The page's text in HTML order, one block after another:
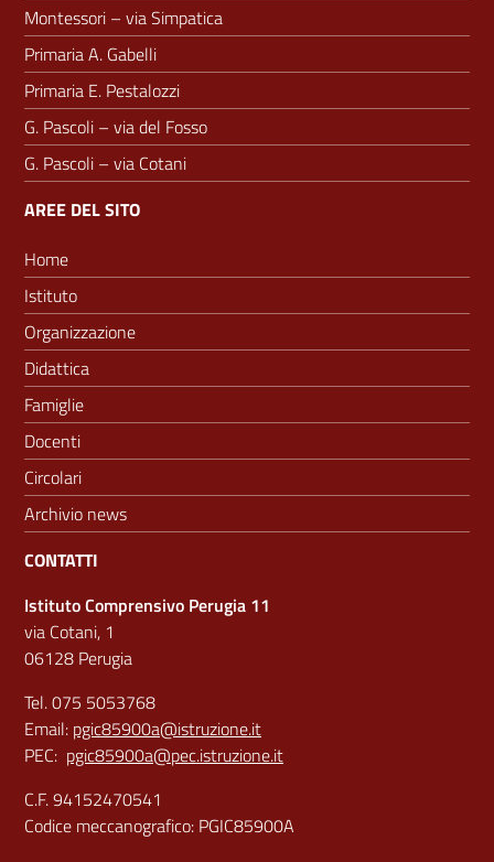
Montessori – via Simpatica
Primaria A. Gabelli
Primaria E. Pestalozzi
G. Pascoli – via del Fosso
G. Pascoli – via Cotani
AREE DEL SITO
Home
Istituto
Organizzazione
Didattica
Famiglie
Docenti
Circolari
Archivio news
CONTATTI
Istituto Comprensivo Perugia 11
via Cotani, 1
06128 Perugia
Tel. 075 5053768
Email: pgic85900a@istruzione.it
PEC: pgic85900a@pec.istruzione.it
C.F. 94152470541
Codice meccanografico: PGIC85900A